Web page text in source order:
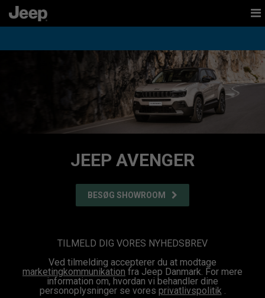
JEEP AVENGER
BESØG SHOWROOM
TILMELD DIG VORES NYHEDSBREV
Ved tilmelding accepterer du at modtage
marketingkommunikation fra Jeep Danmark. For mere
information om, hvordan vi behandler dine
personoplysninger se vores privatlivspolitik .